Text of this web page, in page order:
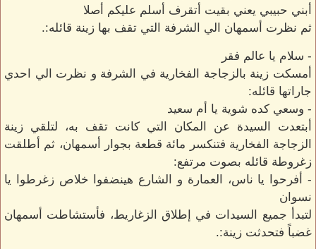
أبني حبيبي يعني بقيت أتقرف أسلم عليكم أصلا
ثم نظرت أسمهان الي الشرفة التي تقف بها زينة قائله:.
- سلام يا عالم فقر
أمسكت زينة بالزجاجة الفخارية في الشرفة و نظرت الي احدي
جاراتها قائله:
- وسعي كده شوية يا أم سعيد
أبتعدت السيدة عن المكان التي كانت تقف به، لتلقي زينة
الزجاجة الفخارية فتنكسر مائة قطعة بجوار أسمهان، ثم أطلقت
زغروطة قائله بصوت مرتفع:
- أفرحوا يا ناس، العمارة و الشارع هينضفوا خلاص زغرطوا يا
نسوان
لتبدأ جميع السيدات في إطلاق الزغاريط، فأستشاطت أسمهان
غضباً فتحدثت زينة:.